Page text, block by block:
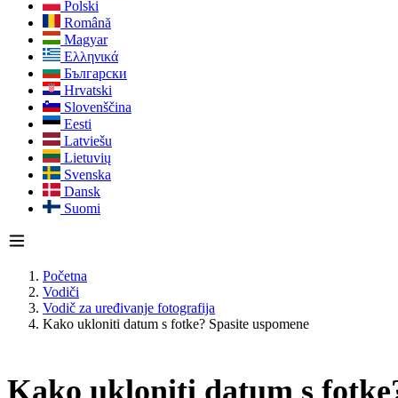
Polski
Română
Magyar
Ελληνικά
Български
Hrvatski
Slovenščina
Eesti
Latviešu
Lietuvių
Svenska
Dansk
Suomi
Početna
Vodiči
Vodič za uređivanje fotografija
Kako ukloniti datum s fotke? Spasite uspomene